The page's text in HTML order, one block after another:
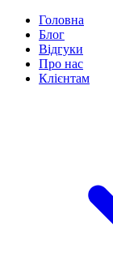
Головна
Блог
Відгуки
Про нас
Клієнтам